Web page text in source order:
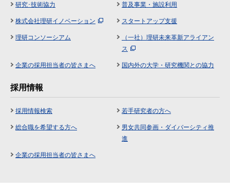
研究･技術協力 普及事業・施設利用
株式会社理研イノベーション スタートアップ支援
理研コンソーシアム
（一社）理研未来革新アライアン
ス
企業の採用担当者の皆さまへ 国内外の大学・研究機関との協力
採用情報
採用情報検索 若手研究者の方へ
総合職を希望する方へ
男女共同参画・ダイバーシティ推
進
企業の採用担当者の皆さまへ